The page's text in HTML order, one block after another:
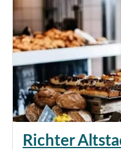
Richter